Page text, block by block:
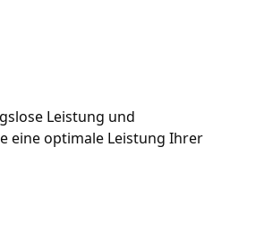
Leistung und
eine optimale Leistung Ihrer